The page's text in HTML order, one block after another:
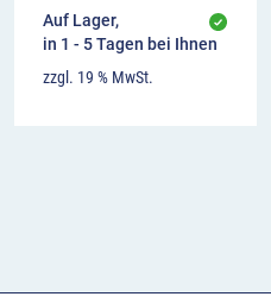
Auf Lager,
in 1 - 5 Tagen bei Ihnen
zzgl. 19 % MwSt.